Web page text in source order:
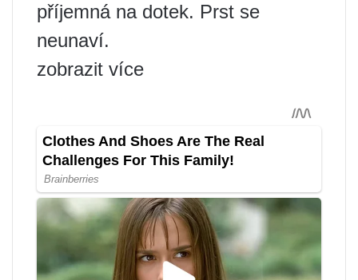
příjemná na dotek. Prst se
neunaví.
zobrazit více